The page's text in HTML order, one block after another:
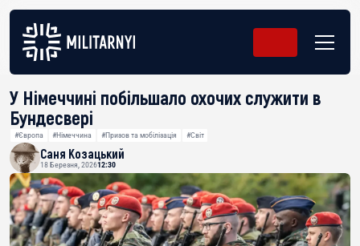
У Німеччині побільшало охочих служити в
Бундесвері
#Європа #Німеччина #Призов та мобілізація #Світ
Саня Козацький
18 Березня, 202612:30